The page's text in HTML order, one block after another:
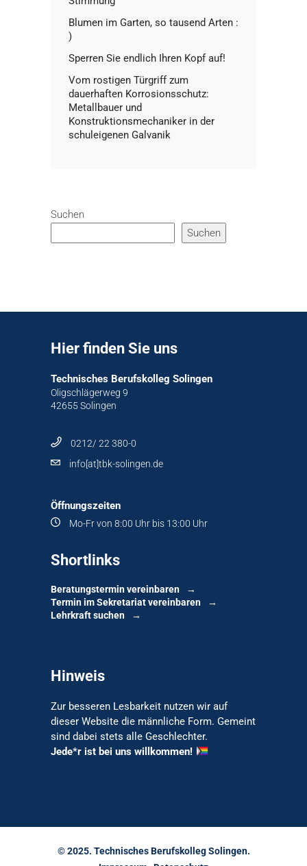
Blumen im Garten, so tausend Arten :
)
Sperren Sie endlich Ihren Kopf auf!
Vom rostigen Türgriff zum
dauerhaften Korrosionsschutz:
Metallbauer und
Konstruktionsmechaniker in der
schuleigenen Galvanik
Suchen
Suchen
Hier finden Sie uns
Technisches Berufskolleg Solingen
Oligschlägerweg 9
42655 Solingen
0212/ 22 380-0
info[at]tbk-solingen.de
Öffnungszeiten
Mo-Fr von 8:00 Uhr bis 13:00 Uhr
Shortlinks
Beratungstermin vereinbaren
Termin im Sekretariat vereinbaren
Lehrkraft suchen
Hinweis
Zur besseren Lesbarkeit nutzen wir auf
dieser Website die männliche Form. Gemeint
sind dabei stets alle Geschlechter.
Jede*r ist bei uns willkommen!
© 2025. Technisches Berufskolleg Solingen.